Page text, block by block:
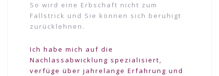
So wird eine Erbschaft nicht zum
Fallstrick und Sie können sich beruhigt
zurücklehnen.
Ich habe mich auf die
Nachlassabwicklung spezialisiert,
verfüge über jahrelange Erfahrung und